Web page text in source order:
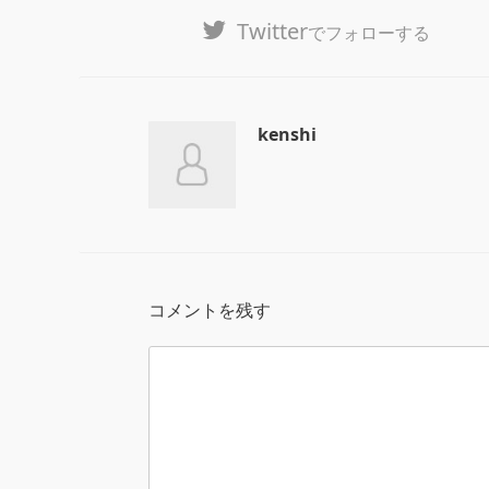
Twitterでフォローする
kenshi
コメントを残す